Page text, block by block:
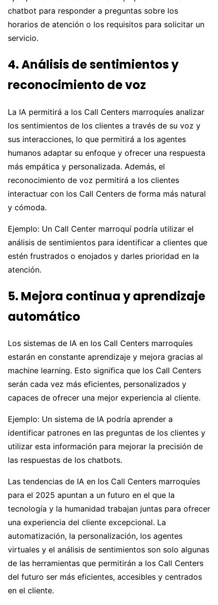
chatbot para responder a preguntas sobre los
horarios de atención o los requisitos para solicitar un
servicio.
4. Análisis de sentimientos y
reconocimiento de voz
La IA permitirá a los Call Centers marroquíes analizar
los sentimientos de los clientes a través de su voz y
sus interacciones, lo que permitirá a los agentes
humanos adaptar su enfoque y ofrecer una respuesta
más empática y personalizada. Además, el
reconocimiento de voz permitirá a los clientes
interactuar con los Call Centers de forma más natural
y cómoda.
Ejemplo: Un Call Center marroquí podría utilizar el
análisis de sentimientos para identificar a clientes que
estén frustrados o enojados y darles prioridad en la
atención.
5. Mejora continua y aprendizaje
automático
Los sistemas de IA en los Call Centers marroquíes
estarán en constante aprendizaje y mejora gracias al
machine learning. Esto significa que los Call Centers
serán cada vez más eficientes, personalizados y
capaces de ofrecer una mejor experiencia al cliente.
Ejemplo: Un sistema de IA podría aprender a
identificar patrones en las preguntas de los clientes y
utilizar esta información para mejorar la precisión de
las respuestas de los chatbots.
Las tendencias de IA en los Call Centers marroquíes
para el 2025 apuntan a un futuro en el que la
tecnología y la humanidad trabajan juntas para ofrecer
una experiencia del cliente excepcional. La
automatización, la personalización, los agentes
virtuales y el análisis de sentimientos son solo algunas
de las herramientas que permitirán a los Call Centers
del futuro ser más eficientes, accesibles y centrados
en el cliente.